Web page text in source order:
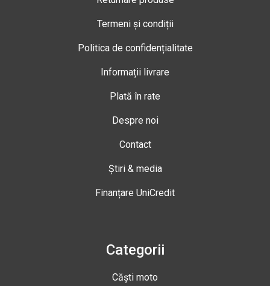
Termeni și condiții
Politica de confidențialitate
Informații livrare
Plată în rate
Despre noi
Contact
Știri & media
Finanțare UniCredit
Categorii
Căști moto